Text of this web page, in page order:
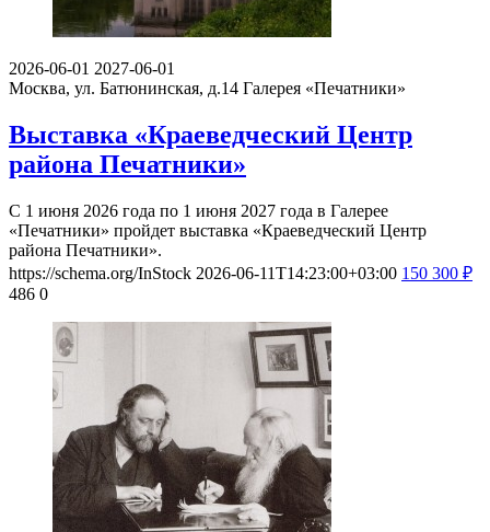
2026-06-01 2027-06-01
Москва, ул. Батюнинская, д.14 Галерея «Печатники»
Выставка «Краеведческий Центр
района Печатники»
С 1 июня 2026 года по 1 июня 2027 года в Галерее
«Печатники» пройдет выставка «Краеведческий Центр
района Печатники».
https://schema.org/InStock 2026-06-11T14:23:00+03:00 150 300 ₽
486 0